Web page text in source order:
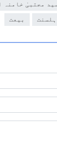
مجتبیٰ خامنہ
بیعت